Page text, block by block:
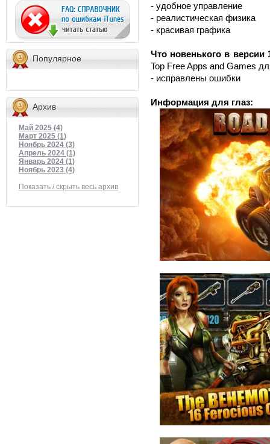
Популярное
Архив
Май 2025 (4)
Март 2025 (1)
Ноябрь 2024 (3)
Апрель 2024 (1)
Январь 2024 (1)
Ноябрь 2023 (4)
Показать / скрыть весь архив
- удобное управление
- реалистическая физика
- красивая графика
Что новенького в версии
Top Free Apps and Games
- исправлены ошибки
Информация для глаз: